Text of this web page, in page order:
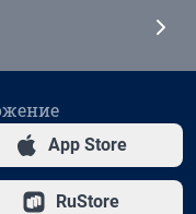
App Store
RuStore